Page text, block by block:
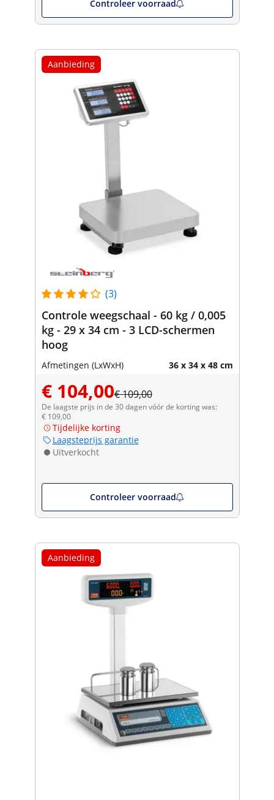
Controleer voorraad
Aanbieding
(3)
Controle weegschaal - 60 kg / 0,005
kg - 29 x 34 cm - 3 LCD-schermen
hoog
Afmetingen (LxWxH) 36 x 34 x 48 cm
€ 104,00€ 109,00
De laagste prijs in de 30 dagen vóór de korting was:
€ 109,00
Tijdelijke korting
Laagsteprijs garantie
Uitverkocht
Controleer voorraad
Aanbieding